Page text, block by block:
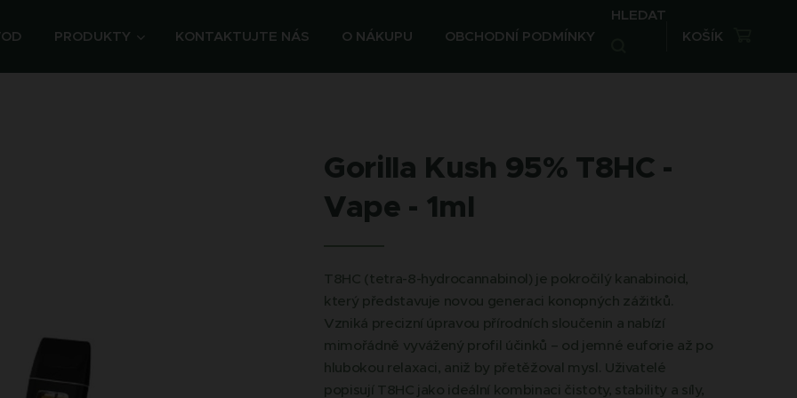
PRODUKTY KONTAKTUJTE NÁS O NÁKUPU OBCHODNÍ PODMÍNKY
HLEDAT
KOŠÍK
Gorilla Kush 95% T8HC -
Vape - 1ml
T8HC (tetra-8-hydrocannabinol) je pokročilý kanabinoid,
který představuje novou generaci konopných zážitků.
Vzniká precizní úpravou přírodních sloučenin a nabízí
mimořádně vyvážený profil účinků – od jemné euforie až po
hlubokou relaxaci, aniž by přetěžoval mysl. Uživatelé
popisují T8HC jako ideální kombinaci čistoty, stability a síly,